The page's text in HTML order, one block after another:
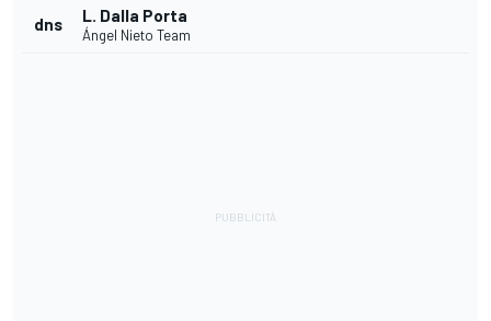
dns L. Dalla Porta
Ángel Nieto Team